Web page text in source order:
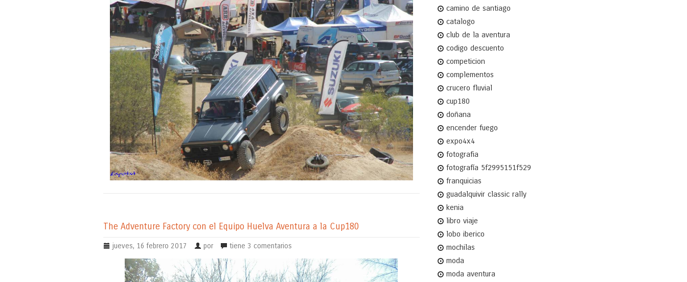
The Adventure Factory con el Equipo Huelva Aventura a la Cup180
jueves, 16 febrero 2017 por tiene 3 comentarios
camino de santiago
catalogo
club de la aventura
codigo descuento
competicion
complementos
crucero fluvial
cup180
doñana
encender fuego
expo4x4
fotografia
fotografía 5f2995151f529
franquicias
guadalquivir classic rally
kenia
libro viaje
lobo iberico
mochilas
moda
moda aventura